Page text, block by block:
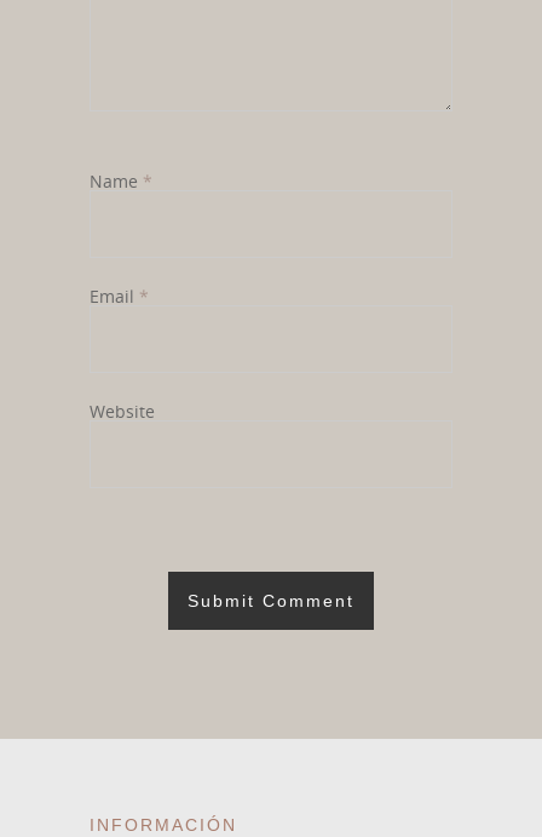
Name *
Email *
Website
INFORMACIÓN